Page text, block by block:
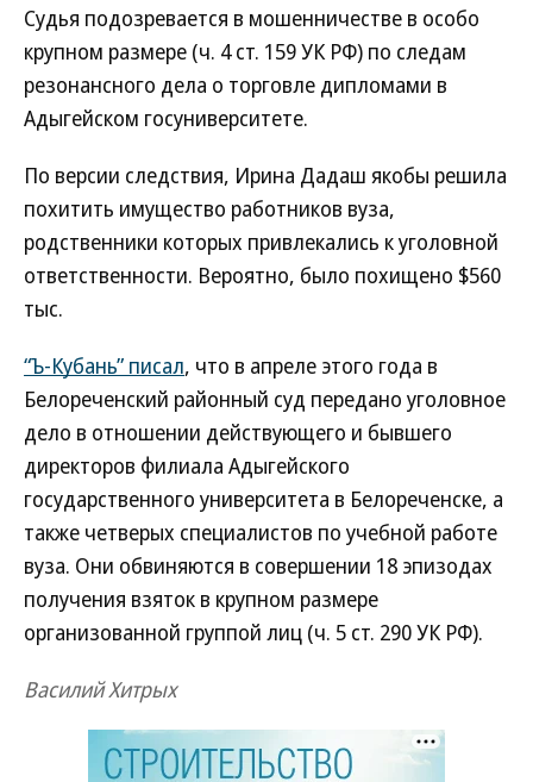
Судья подозревается в мошенничестве в особо
крупном размере (ч. 4 ст. 159 УК РФ) по следам
резонансного дела о торговле дипломами в
Адыгейском госуниверситете.
По версии следствия, Ирина Дадаш якобы решила
похитить имущество работников вуза,
родственники которых привлекались к уголовной
ответственности. Вероятно, было похищено $560
тыс.
“Ъ-Кубань” писал, что в апреле этого года в
Белореченский районный суд передано уголовное
дело в отношении действующего и бывшего
директоров филиала Адыгейского
государственного университета в Белореченске, а
также четверых специалистов по учебной работе
вуза. Они обвиняются в совершении 18 эпизодах
получения взяток в крупном размере
организованной группой лиц (ч. 5 ст. 290 УК РФ).
Василий Хитрых